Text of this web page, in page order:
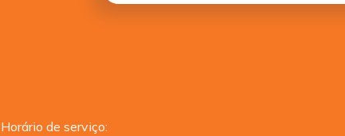
Horário de serviço: